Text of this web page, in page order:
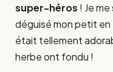
super-héros ! Je
déguisé mon petit en
était tellement
herbe ont fondu !